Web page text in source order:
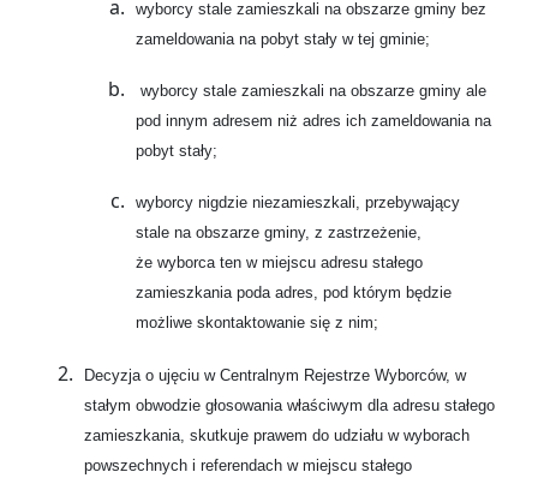
wyborcy stale zamieszkali na obszarze gminy bez
zameldowania na pobyt stały w tej gminie;
wyborcy stale zamieszkali na obszarze gminy ale
pod innym adresem niż adres ich zameldowania na
pobyt stały;
wyborcy nigdzie niezamieszkali, przebywający
stale na obszarze gminy, z zastrzeżenie,
że wyborca ten w miejscu adresu stałego
zamieszkania poda adres, pod którym będzie
możliwe skontaktowanie się z nim;
Decyzja o ujęciu w Centralnym Rejestrze Wyborców, w
stałym obwodzie głosowania właściwym dla adresu stałego
zamieszkania, skutkuje prawem do udziału w wyborach
powszechnych i referendach w miejscu stałego